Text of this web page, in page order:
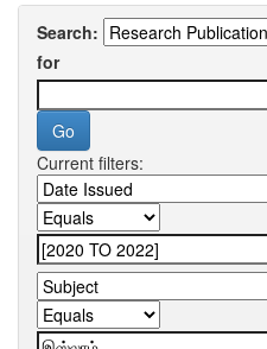
Search:
for
Current filters: